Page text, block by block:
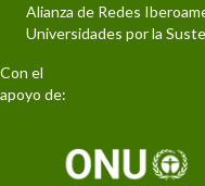
Alianza de Redes
Universidades por la
Con el
apoyo de: